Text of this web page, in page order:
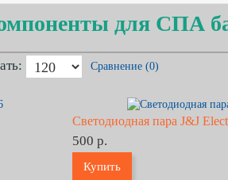
для СПА
Сравнение (0)
Светодиодная пара J&J
500 р.
Купить